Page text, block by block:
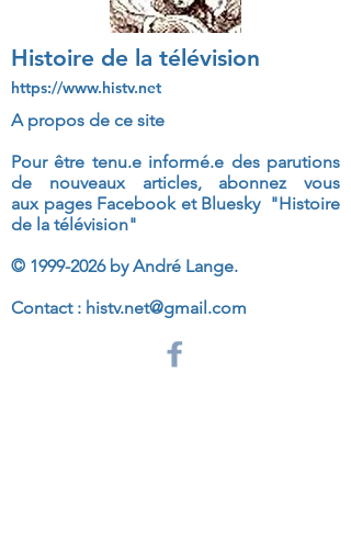
Histoire de la télévision
https://www.histv.net
A propos de ce site
Pour être tenu.e informé.e des parutions
de nouveaux articles, abonnez vous
aux pages Facebook et Bluesky "Histoire
de la télévision"
© 1999-2026by André Lange.
Contact : histv.net@gmail.com